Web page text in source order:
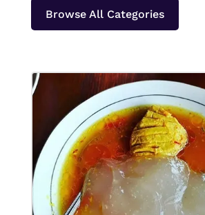
Browse All Categories